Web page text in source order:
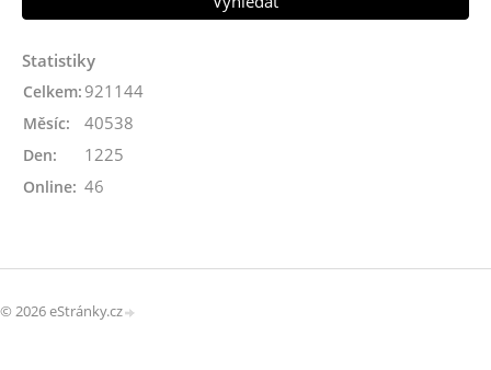
Statistiky
Online: 46
Celkem: 921144
Měsíc: 40538
Den: 1225
© 2026 eStránky.cz